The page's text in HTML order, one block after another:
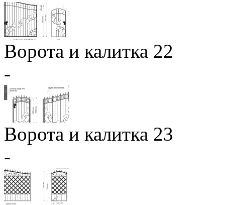
Ворота и калитка 22
-
Ворота и калитка 23
-